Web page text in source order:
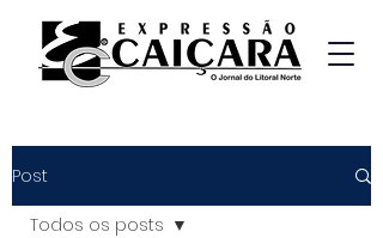
Post
Todos os posts